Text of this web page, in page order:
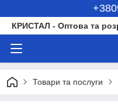
КРИСТАЛ - Оптова та
Товари та послуги